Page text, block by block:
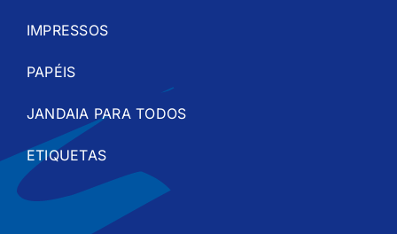
IMPRESSOS
PAPÉIS
JANDAIA PARA TODOS
ETIQUETAS